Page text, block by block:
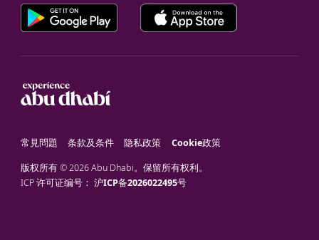
常見問題 条款及条件 隐私政策 Cookie政策
版权所有 © 2026 Abu Dhabi。保留所有权利。
ICP 许可证编号： 沪ICP备2026022495号